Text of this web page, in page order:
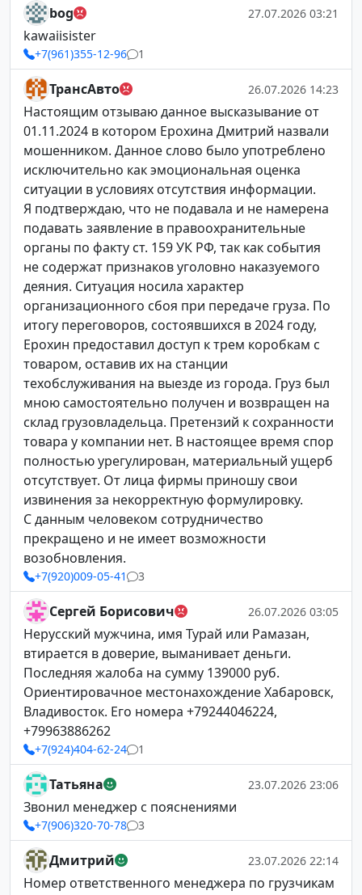
bog 27.07.2026 03:21
kawaiisister
+7(961)355-12-96 1
ТрансАвто 26.07.2026 14:23
Настоящим отзываю данное высказывание от
01.11.2024 в котором Ерохина Дмитрий назвали
мошенником. Данное слово было употреблено
исключительно как эмоциональная оценка
ситуации в условиях отсутствия информации.
Я подтверждаю, что не подавала и не намерена
подавать заявление в правоохранительные
органы по факту ст. 159 УК РФ, так как события
не содержат признаков уголовно наказуемого
деяния. Ситуация носила характер
организационного сбоя при передаче груза. По
итогу переговоров, состоявшихся в 2024 году,
Ерохин предоставил доступ к трем коробкам с
товаром, оставив их на станции
техобслуживания на выезде из города. Груз был
мною самостоятельно получен и возвращен на
склад грузовладельца. Претензий к сохранности
товара у компании нет. В настоящее время спор
полностью урегулирован, материальный ущерб
отсутствует. От лица фирмы приношу свои
извинения за некорректную формулировку.
С данным человеком сотрудничество
прекращено и не имеет возможности
возобновления.
+7(920)009-05-41 3
Сергей Борисович 26.07.2026 03:05
Нерусский мужчина, имя Турай или Рамазан,
втирается в доверие, выманивает деньги.
Последняя жалоба на сумму 139000 руб.
Ориентировачное местонахождение Хабаровск,
Владивосток. Его номера +79244046224,
+79963886262
+7(924)404-62-24 1
Татьяна 23.07.2026 23:06
Звонил менеджер с пояснениями
+7(906)320-70-78 3
Дмитрий 23.07.2026 22:14
Номер ответственного менеджера по грузчикам